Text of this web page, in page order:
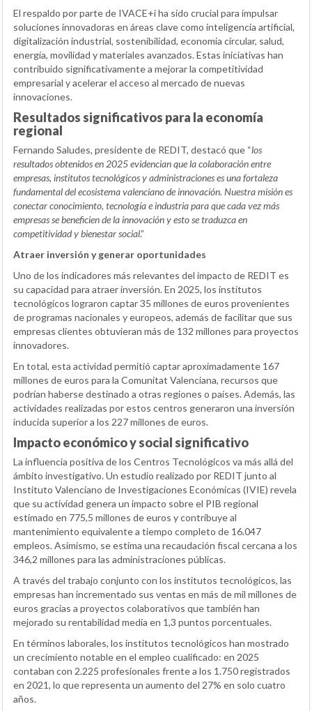
El respaldo por parte de IVACE+i ha sido crucial para impulsar
soluciones innovadoras en áreas clave como inteligencia artificial,
digitalización industrial, sostenibilidad, economía circular, salud,
energía, movilidad y materiales avanzados. Estas iniciativas han
contribuido significativamente a mejorar la competitividad
empresarial y acelerar el acceso al mercado de nuevas
innovaciones.
Resultados significativos para la economía
regional
Fernando Saludes, presidente de REDIT, destacó que “los
resultados obtenidos en 2025 evidencian que la colaboración entre
empresas, institutos tecnológicos y administraciones es una fortaleza
fundamental del ecosistema valenciano de innovación. Nuestra misión es
conectar conocimiento, tecnología e industria para que cada vez más
empresas se beneficien de la innovación y esto se traduzca en
competitividad y bienestar social.”
Atraer inversión y generar oportunidades
Uno de los indicadores más relevantes del impacto de REDIT es
su capacidad para atraer inversión. En 2025, los institutos
tecnológicos lograron captar 35 millones de euros provenientes
de programas nacionales y europeos, además de facilitar que sus
empresas clientes obtuvieran más de 132 millones para proyectos
innovadores.
En total, esta actividad permitió captar aproximadamente 167
millones de euros para la Comunitat Valenciana, recursos que
podrían haberse destinado a otras regiones o países. Además, las
actividades realizadas por estos centros generaron una inversión
inducida superior a los 227 millones de euros.
Impacto económico y social significativo
La influencia positiva de los Centros Tecnológicos va más allá del
ámbito investigativo. Un estudio realizado por REDIT junto al
Instituto Valenciano de Investigaciones Económicas (IVIE) revela
que su actividad genera un impacto sobre el PIB regional
estimado en 775,5 millones de euros y contribuye al
mantenimiento equivalente a tiempo completo de 16.047
empleos. Asimismo, se estima una recaudación fiscal cercana a los
346,2 millones para las administraciones públicas.
A través del trabajo conjunto con los institutos tecnológicos, las
empresas han incrementado sus ventas en más de mil millones de
euros gracias a proyectos colaborativos que también han
mejorado su rentabilidad media en 1,3 puntos porcentuales.
En términos laborales, los institutos tecnológicos han mostrado
un crecimiento notable en el empleo cualificado: en 2025
contaban con 2.225 profesionales frente a los 1.750 registrados
en 2021, lo que representa un aumento del 27% en solo cuatro
años.